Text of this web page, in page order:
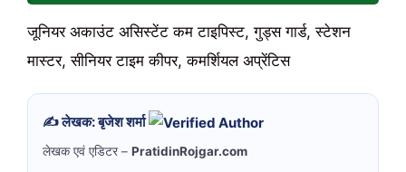
जूनियर अकाउंट असिस्टेंट कम टाइपिस्ट, गुड्स गार्ड, स्टेशन
मास्टर, सीनियर टाइम कीपर, कमर्शियल अप्रेंटिस
✍️ लेखक: बृजेश शर्मा
लेखक एवं एडिटर – PratidinRojgar.com